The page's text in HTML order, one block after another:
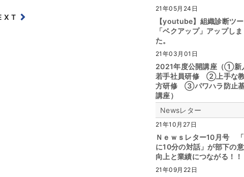
21年05月24日
【youtube】組織診断ツ
「ベクアップ」アップし
た。
21年03月01日
2021年度公開講座（①新
若手社員研修 ②上手な教
方研修 ③パワハラ防止
講座）
Newsレター
21年10月27日
Ｎｅｗｓレター10月号
に10分の対話」が部下の
向上と業績につながる！！
21年09月22日